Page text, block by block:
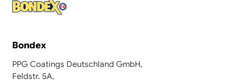
Bondex
PPG Coatings Deutschland GmbH,
Feldstr. 5A,